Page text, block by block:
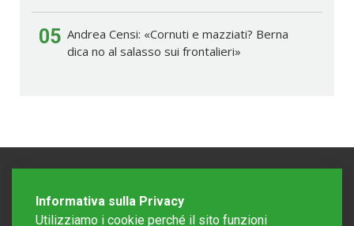
05 Andrea Censi: «Cornuti e mazziati? Berna
dica no al salasso sui frontalieri»
Informativa sulla Privacy
Utilizziamo i cookie perché il sito funzioni